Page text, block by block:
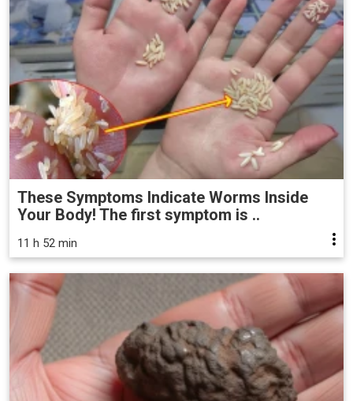
These Symptoms Indicate Worms Inside
Your Body! The first symptom is ..
11 h 52 min